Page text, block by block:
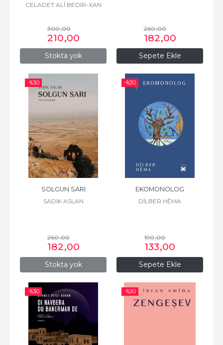
Stokta yok
CELADET ALÎ BEDIR-XAN
300,00
210,00
Sepete Ekle
260,00
182,00
-%30
Stokta yok
SOLGUN SARI
SADIK ASLAN
260,00
182,00
-%30
Sepete Ekle
EKOMONOLOG
DÎLBER HÊMA
190,00
133,00
-%30 -%30